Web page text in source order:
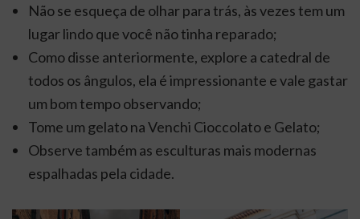
Não se esqueça de olhar para trás, às vezes tem um
lugar lindo que você não tinha reparado;
Como disse anteriormente, explore a catedral de
todos os ângulos, ela é impressionante e vale gastar
um bom tempo observando;
Tome um gelato na Venchi Cioccolato e Gelato;
Observe também as esculturas mais modernas
espalhadas pela cidade.